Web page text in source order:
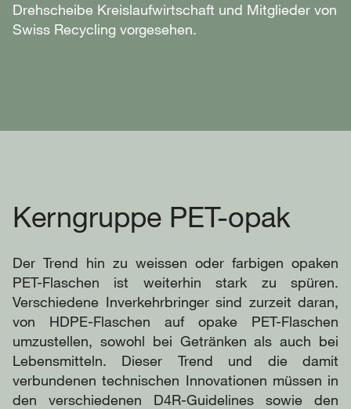
Drehscheibe Kreislaufwirtschaft und Mitglieder von
Swiss Recycling vorgesehen.
Kerngruppe PET-opak
Der Trend hin zu weissen oder farbigen opaken
PET-Flaschen ist weiterhin stark zu spüren.
Verschiedene Inverkehrbringer sind zurzeit daran,
von HDPE-Flaschen auf opake PET-Flaschen
umzustellen, sowohl bei Getränken als auch bei
Lebensmitteln. Dieser Trend und die damit
verbundenen technischen Innovationen müssen in
den verschiedenen D4R-Guidelines sowie den